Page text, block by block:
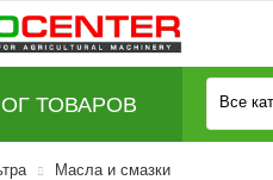
ТОВАРОВ Все
Масла и смазки